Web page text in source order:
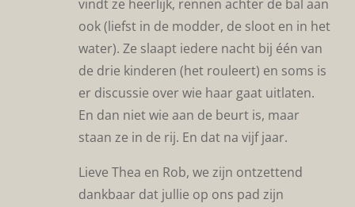
vindt ze heerlijk, rennen achter de bal aan
ook (liefst in de modder, de sloot en in het
water). Ze slaapt iedere nacht bij één van
de drie kinderen (het rouleert) en soms is
er discussie over wie haar gaat uitlaten.
En dan niet wie aan de beurt is, maar
staan ze in de rij. En dat na vijf jaar.
Lieve Thea en Rob, we zijn ontzettend
dankbaar dat jullie op ons pad zijn